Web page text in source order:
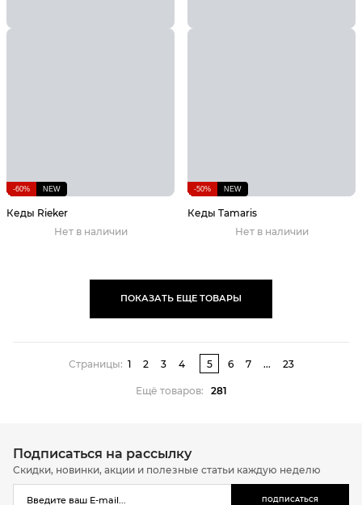
-60% NEW
Кеды Rieker
Нет в наличии
-50% NEW
Кеды Tamaris
Нет в наличии
ПОКАЗАТЬ ЕЩЕ ТОВАРЫ
Страницы: 1 2 3 4 5 6 7 ... 23
Ещё товаров: 281
Подписаться на рассылку
Скидки, новинки, акции и полезные статьи каждую неделю
ПОДПИСАТЬСЯ